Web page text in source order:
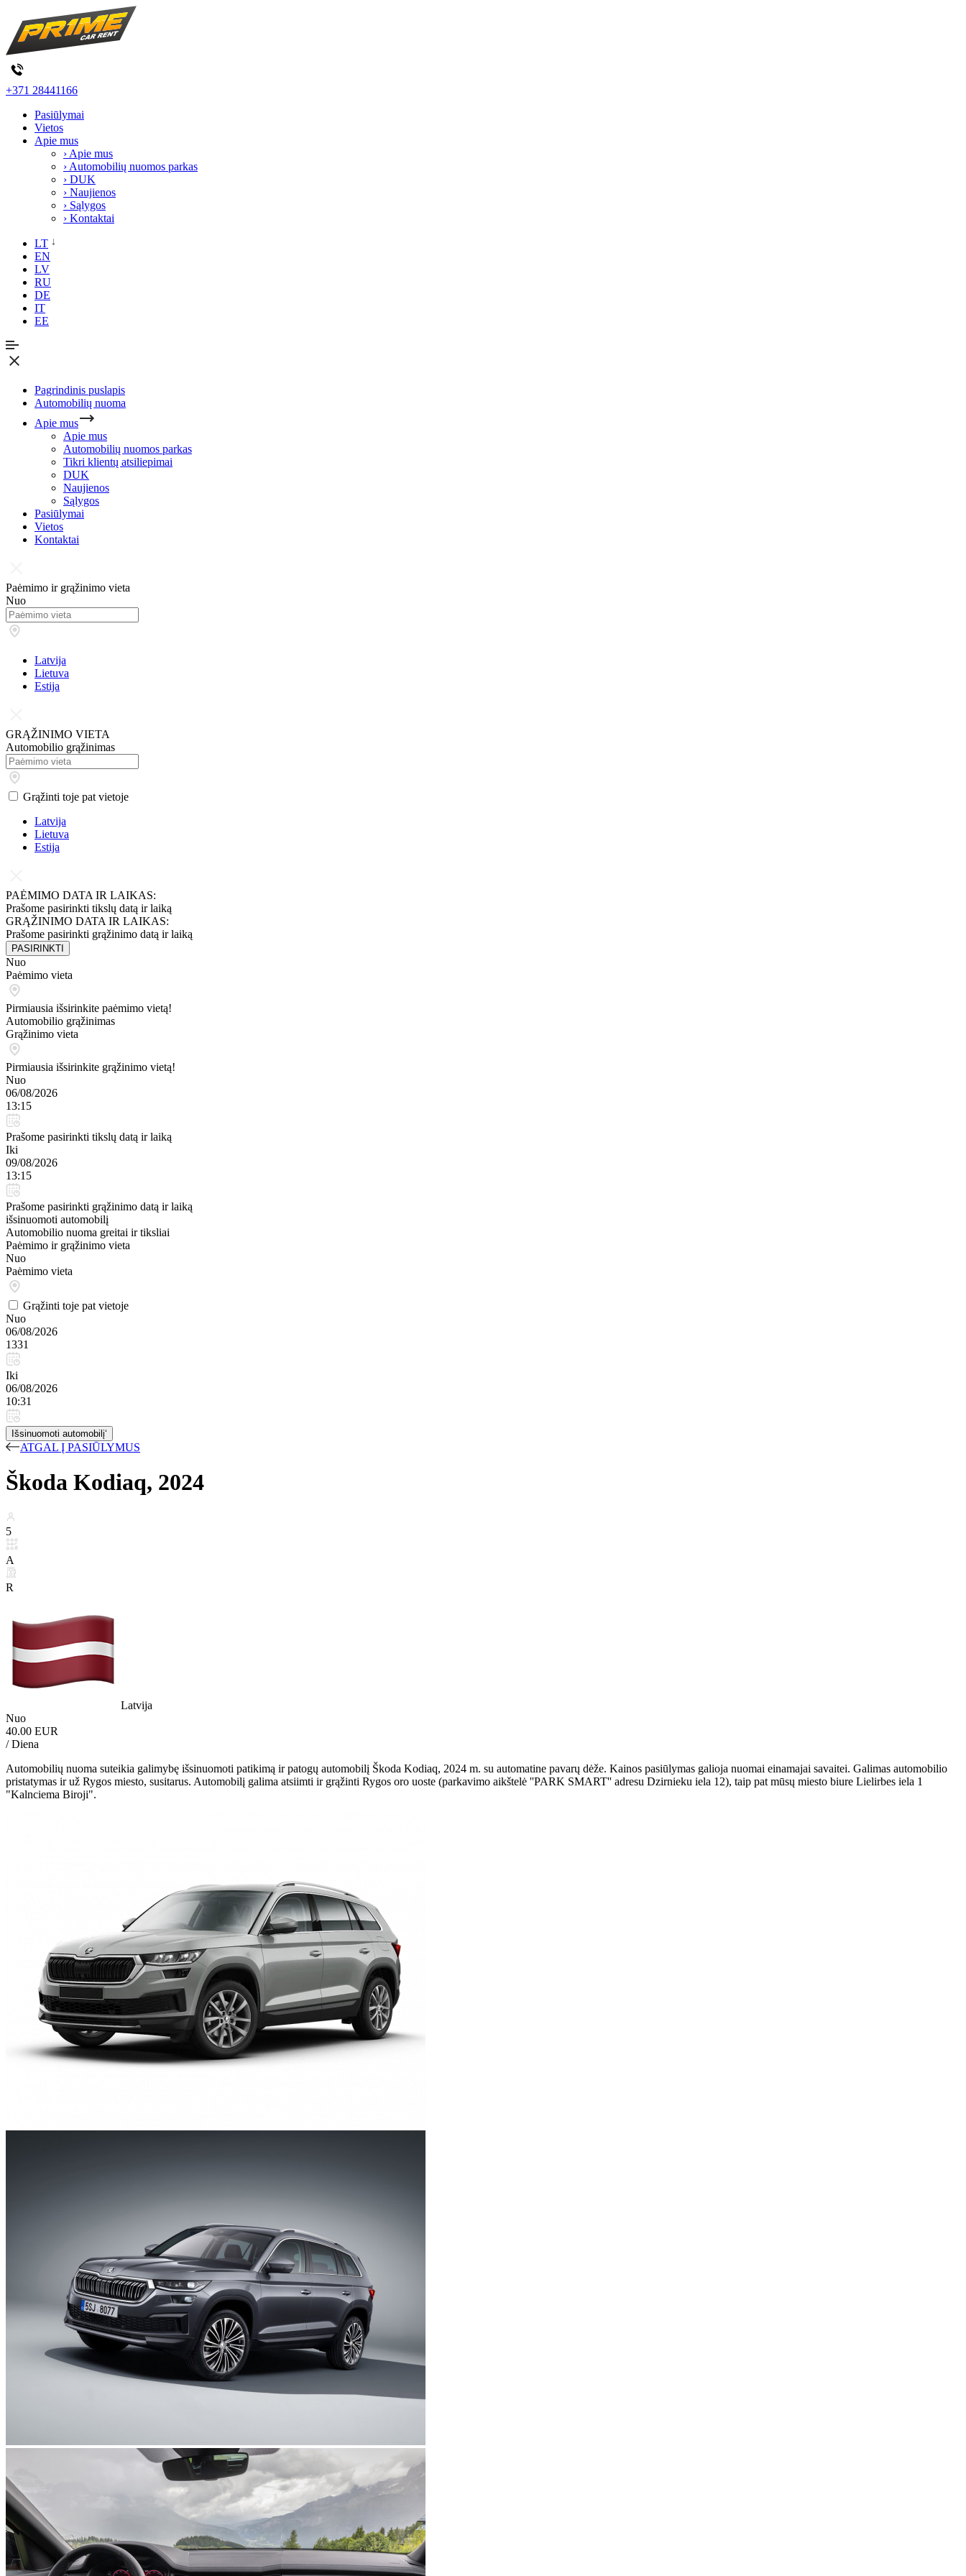
+371 28441166
Pasiūlymai
Vietos
Apie mus
› Apie mus
› Automobilių nuomos parkas
› DUK
› Naujienos
› Sąlygos
› Kontaktai
LT
EN
LV
RU
DE
IT
EE
Pagrindinis puslapis
Automobilių nuoma
Apie mus
Apie mus
Automobilių nuomos parkas
Tikri klientų atsiliepimai
DUK
Naujienos
Sąlygos
Pasiūlymai
Vietos
Kontaktai
Paėmimo ir grąžinimo vieta
Nuo
Latvija
Lietuva
Estija
GRĄŽINIMO VIETA
Automobilio grąžinimas
Grąžinti toje pat vietoje
Latvija
Lietuva
Estija
PAĖMIMO DATA IR LAIKAS:
Prašome pasirinkti tikslų datą ir laiką
GRĄŽINIMO DATA IR LAIKAS:
Prašome pasirinkti grąžinimo datą ir laiką
PASIRINKTI
Nuo
Paėmimo vieta
Pirmiausia išsirinkite paėmimo vietą!
Automobilio grąžinimas
Grąžinimo vieta
Pirmiausia išsirinkite grąžinimo vietą!
Nuo
06/08/2026
13:15
Prašome pasirinkti tikslų datą ir laiką
Iki
09/08/2026
13:15
Prašome pasirinkti grąžinimo datą ir laiką
išsinuomoti automobilį
Automobilio nuoma greitai ir tiksliai
Paėmimo ir grąžinimo vieta
Nuo
Paėmimo vieta
Grąžinti toje pat vietoje
Nuo
06/08/2026
1331
Iki
06/08/2026
10:31
Išsinuomoti automobilį‘
ATGAL Į PASIŪLYMUS
Škoda Kodiaq, 2024
5
A
R
Latvija
Nuo
40.00 EUR
/ Diena
Automobilių nuoma suteikia galimybę išsinuomoti patikimą ir patogų automobilį Škoda Kodiaq, 2024 m. su automatine pavarų dėže. Kainos pasiūlymas galioja nuomai einamajai savaitei. Galimas automobilio
pristatymas ir už Rygos miesto, susitarus. Automobilį galima atsiimti ir grąžinti Rygos oro uoste (parkavimo aikštelė ''PARK SMART'' adresu Dzirnieku iela 12), taip pat mūsų miesto biure Lielirbes iela 1
"Kalnciema Biroji".